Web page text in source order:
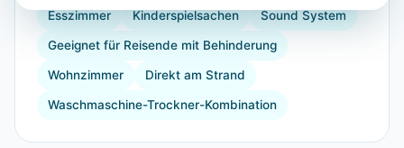
Esszimmer Kinderspielsachen Sound System
Geeignet für Reisende mit Behinderung
Wohnzimmer Direkt am Strand
Waschmaschine-Trockner-Kombination